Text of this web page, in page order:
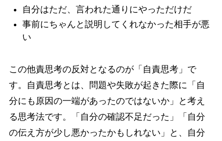
自分はただ、言われた通りにやっただけだ
事前にちゃんと説明してくれなかった相手が悪
い
この他責思考の反対となるのが「自責思考」で
す。自責思考とは、問題や失敗が起きた際に「自
分にも原因の一端があったのではないか」と考え
る思考法です。「自分の確認不足だった」「自分
の伝え方が少し悪かったかもしれない」と、自分